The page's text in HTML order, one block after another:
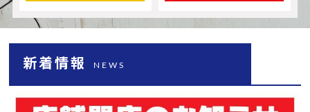
新着情報 NEWS